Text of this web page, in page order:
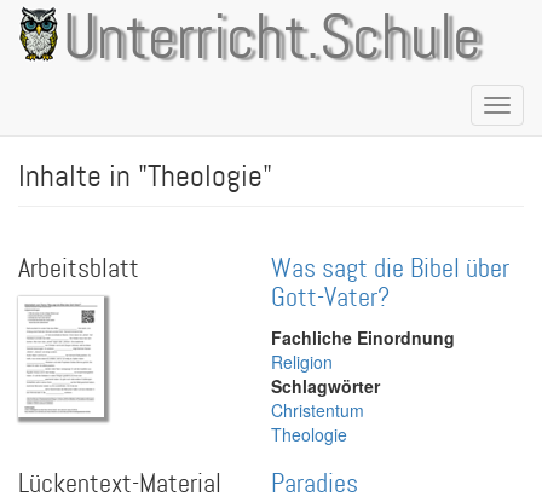
Direkt
zum
Inhalt
Unterricht.Schule
Inhalte in "Theologie"
Arbeitsblatt
Was sagt die Bibel über
Gott-Vater?
Fachliche Einordnung
Religion
Schlagwörter
Christentum
Theologie
Lückentext-Material Paradies